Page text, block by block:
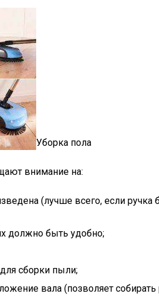
Уборка пола
внимание на:
(лучше всего, если ручка
должно быть удобно;
сборки пыли;
вала (позволяет